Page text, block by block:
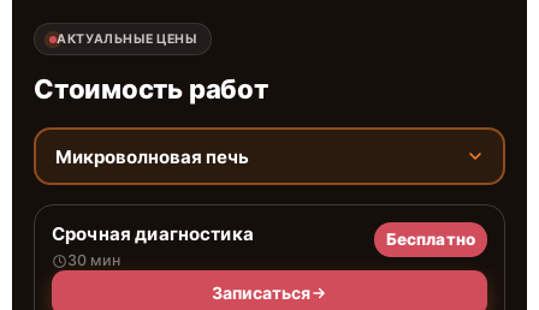
АКТУАЛЬНЫЕ ЦЕНЫ
Стоимость работ
Микроволновая печь
Срочная диагностика
30 мин
Бесплатно
Записаться